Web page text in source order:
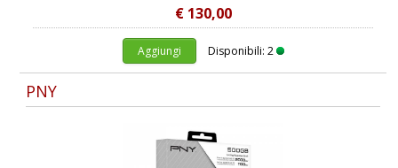
€ 130,00
Aggiungi Disponibili: 2
PNY